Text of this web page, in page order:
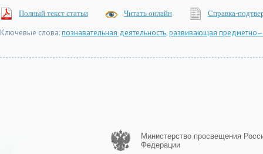
Полный текст статьи Читать онлайн Справка-
Ключевые слова:познавательная деятельность,развивающая
Министерство просвещения
Федерации